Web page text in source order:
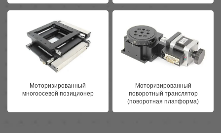
Моторизированный
многоосевой позиционер
Моторизированный
поворотный транслятор
(поворотная платформа)